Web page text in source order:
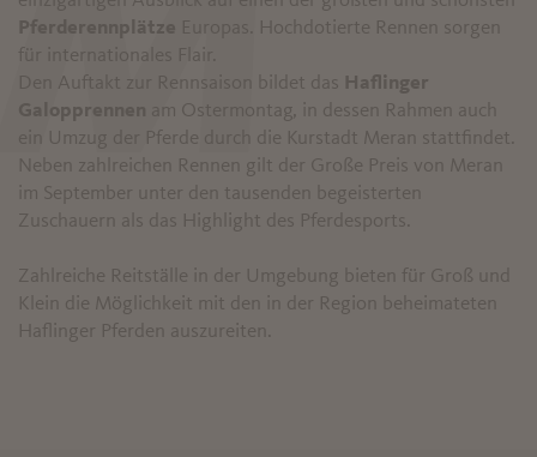
Pferderennplätze
Europas. Hochdotierte Rennen sorgen
für internationales Flair.
Den Auftakt zur Rennsaison bildet das Haflinger
Galopprennen
am Ostermontag, in dessen Rahmen auch
ein Umzug der Pferde durch die Kurstadt Meran stattfindet.
Neben zahlreichen Rennen gilt der Große Preis von Meran
im September unter den tausenden begeisterten
Zuschauern als das Highlight des Pferdesports.
Zahlreiche Reitställe in der Umgebung bieten für Groß und
Klein die Möglichkeit mit den in der Region beheimateten
Haflinger Pferden auszureiten.